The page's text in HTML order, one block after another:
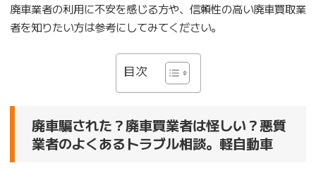
廃車業者の利用に不安を感じる方や、信頼性の高い廃車買取業
者を知りたい方は参考にしてみてください。
目次
廃車騙された？廃車買業者は怪しい？悪質
業者のよくあるトラブル相談。軽自動車